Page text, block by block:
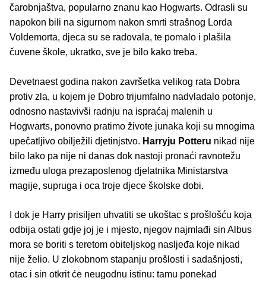
čarobnjaštva, popularno znanu kao Hogwarts. Odrasli su
napokon bili na sigurnom nakon smrti strašnog Lorda
Voldemorta, djeca su se radovala, te pomalo i plašila
čuvene škole, ukratko, sve je bilo kako treba.
Devetnaest godina nakon završetka velikog rata Dobra
protiv zla, u kojem je Dobro trijumfalno nadvladalo potonje,
odnosno nastavivši radnju na ispraćaj malenih u
Hogwarts, ponovno pratimo živote junaka koji su mnogima
upečatljivo obilježili djetinjstvo. Harryju Potteru nikad nije
bilo lako pa nije ni danas dok nastoji pronaći ravnotežu
između uloga prezaposlenog djelatnika Ministarstva
magije, supruga i oca troje djece školske dobi.
I dok je Harry prisiljen uhvatiti se ukoštac s prošlošću koja
odbija ostati gdje joj je i mjesto, njegov najmlađi sin Albus
mora se boriti s teretom obiteljskog nasljeđa koje nikad
nije želio. U zlokobnom stapanju prošlosti i sadašnjosti,
otac i sin otkrit će neugodnu istinu: tamu ponekad